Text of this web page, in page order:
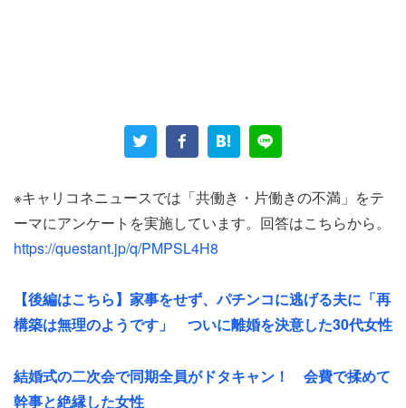
場に持っていくだけで、「子どもでもできます」と女性は
妊娠した時点で、「家のゴミを集めて出す、風呂掃除、子
どもを風呂に入れる、保育園への送迎は交代」と約束し、
残業が増え、それを理由に約束を守らなかったという。
師。病院併設のデイケア勤務なので夜勤はありません。利
用者が帰って片付けとカルテ記載をしたら帰れる職場と知
※キャリコネニュースでは「共働き・片働きの不満」をテ
ーマにアンケートを実施しています。回答はこちらから。
https://questant.jp/q/PMPSL4H8
【後編はこちら】家事をせず、パチンコに逃げる夫に「再
構築は無理のようです」 ついに離婚を決意した30代女性
結婚式の二次会で同期全員がドタキャン！ 会費で揉めて
幹事と絶縁した女性